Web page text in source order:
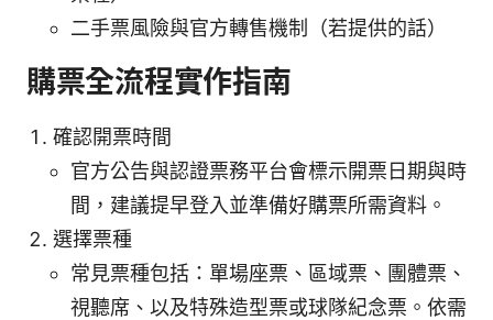
二手票風險與官方轉售機制（若提供的話）
購票全流程實作指南
確認開票時間
官方公告與認證票務平台會標示開票日期與時
間，建議提早登入並準備好購票所需資料。
選擇票種
常見票種包括：單場座票、區域票、團體票、
視聽席、以及特殊造型票或球隊紀念票。依需